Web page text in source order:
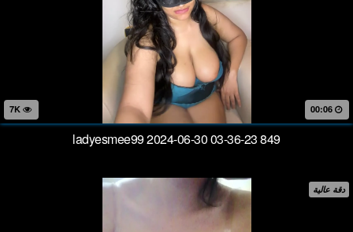
00:06
ladyesmee99 2024-06-30 03-36-23 849
دقة عالية